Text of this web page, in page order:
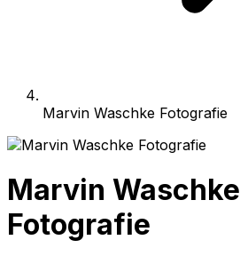
Marvin Waschke Fotografie
Marvin Waschke
Fotografie